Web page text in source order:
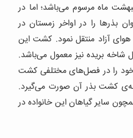
ماه مرسوم می‌باشد؛ اما در
بذرها را در اواخر زمستان در
آزاد منتقل نمود. کشت این
شاخه بریده نیز معمول می‌باشد.
نخود را در فصل‌های مختلفی کشت
کشت بذر آن صورت می‌گیرد.
سایر گیاهان این خانواده در